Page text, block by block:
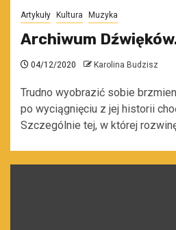
Artykuły Kultura Muzyka
Archiwum
04/12/2020 Karolina Budzisz
Trudno wyobrazić sobie
po wyciągnięciu z jej historii
Szczególnie tej, w której